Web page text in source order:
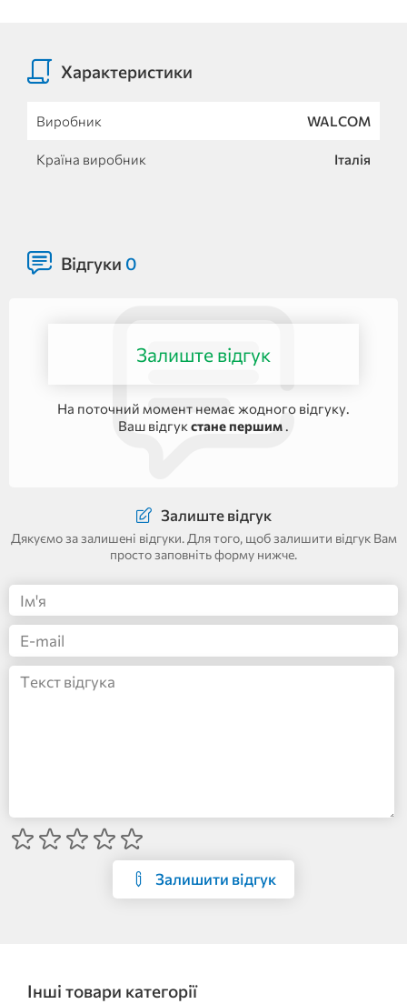
Характеристики
Виробник WALCOM
Країна виробник Італія
Відгуки 0
Залиште відгук
На поточний момент немає жодного відгуку.
Ваш відгук стане першим .
Залиште відгук
Дякуємо за залишені відгуки. Для того, щоб залишити відгук Вам
просто заповніть форму нижче.
Залишити відгук
Інші товари категорії